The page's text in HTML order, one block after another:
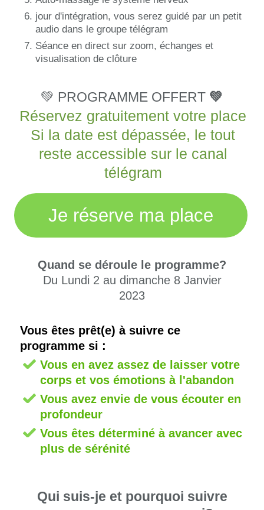
Réservez gratuitement votre place
Si la date est dépassée, le tout
reste accessible sur le canal
télégram
Vous êtes prêt(e) à suivre ce
programme si :
Vous en avez assez de laisser votre
corps et vos émotions à l'abandon
Vous avez envie de vous écouter en
profondeur
Vous êtes déterminé à avancer avec
plus de sérénité
Je réserve ma place
💚 PROGRAMME OFFERT 💚
Qui suis-je et pourquoi suivre
jour d'intégration, vous serez guidé par un petit
audio dans le groupe télégram
Séance en direct sur zoom, échanges et
visualisation de clôture
Quand se déroule le programme?
Du Lundi 2 au dimanche 8 Janvier
2023